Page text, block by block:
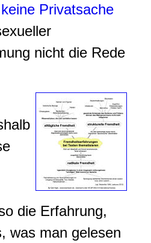
keine Privatsache
nicht die Rede
die Erfahrung,
was man gelesen